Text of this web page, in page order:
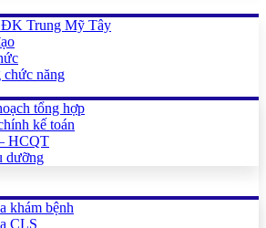
ĐK Trung Mỹ Tây
chức năng
tổng hợp
kế toán
HCQT
dưỡng
khám bệnh
CLS